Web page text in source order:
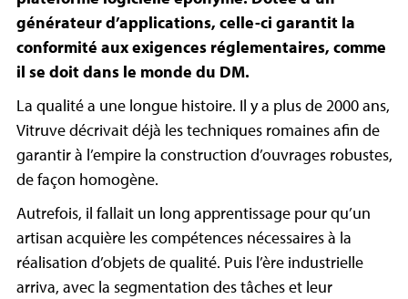
générateur d’applications, celle-ci garantit la
conformité aux exigences réglementaires, comme
il se doit dans le monde du DM.
La qualité a une longue histoire. Il y a plus de 2000 ans,
Vitruve décrivait déjà les techniques romaines afin de
garantir à l’empire la construction d’ouvrages robustes,
de façon homogène.
Autrefois, il fallait un long apprentissage pour qu’un
artisan acquière les compétences nécessaires à la
réalisation d’objets de qualité. Puis l’ère industrielle
arriva, avec la segmentation des tâches et leur